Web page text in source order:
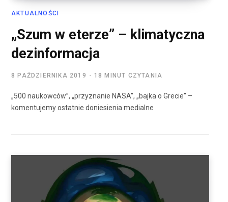
AKTUALNOŚCI
„Szum w eterze” – klimatyczna
dezinformacja
8 PAŹDZIERNIKA 2019 18 MINUT CZYTANIA
„500 naukowców”, „przyznanie NASA”, „bajka o Grecie” –
komentujemy ostatnie doniesienia medialne